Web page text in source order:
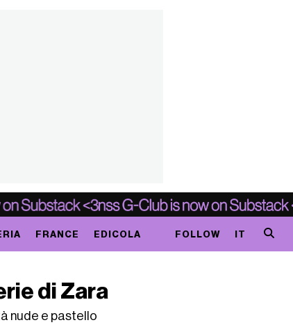
FRANCE EDICOLA FOLLOW IT
di Zara
nude e pastello